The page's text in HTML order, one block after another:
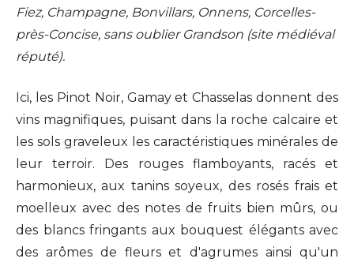
Fiez, Champagne, Bonvillars, Onnens, Corcelles-
près-Concise, sans oublier Grandson (site médiéval
réputé).
Ici, les Pinot Noir, Gamay et Chasselas donnent des
vins magnifiques, puisant dans la roche calcaire et
les sols graveleux les caractéristiques minérales de
leur terroir. Des rouges flamboyants, racés et
harmonieux, aux tanins soyeux, des rosés frais et
moelleux avec des notes de fruits bien mûrs, ou
des blancs fringants aux bouquest élégants avec
des arômes de fleurs et d'agrumes ainsi qu'un